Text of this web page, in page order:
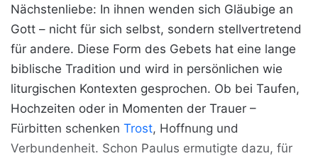
Nächstenliebe: In ihnen wenden sich Gläubige an
Gott – nicht für sich selbst, sondern stellvertretend
für andere. Diese Form des Gebets hat eine lange
biblische Tradition und wird in persönlichen wie
liturgischen Kontexten gesprochen. Ob bei Taufen,
Hochzeiten oder in Momenten der Trauer –
Fürbitten schenken Trost, Hoffnung und
Verbundenheit. Schon Paulus ermutigte dazu, für